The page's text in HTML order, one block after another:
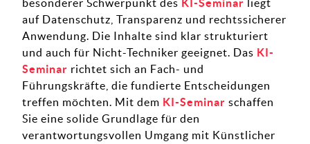
auf Datenschutz, Transparenz und rechtssicherer
Anwendung. Die Inhalte sind klar strukturiert
und auch für Nicht-Techniker geeignet. Das KI-
Seminar richtet sich an Fach- und
Führungskräfte, die fundierte Entscheidungen
treffen möchten. Mit dem KI-Seminar schaffen
Sie eine solide Grundlage für den
verantwortungsvollen Umgang mit Künstlicher